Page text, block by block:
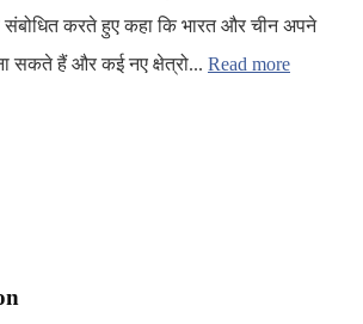
संबोधित करते हुए कहा कि भारत और चीन अपने
सकते हैं और कई नए क्षेत्रो... Read more